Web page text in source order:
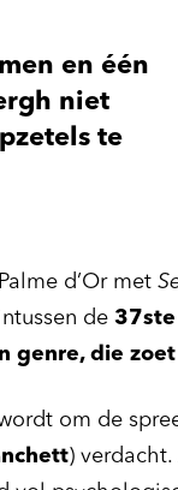
en één
niet
te
d’Or met
de
genre, die
om de
) verdacht.